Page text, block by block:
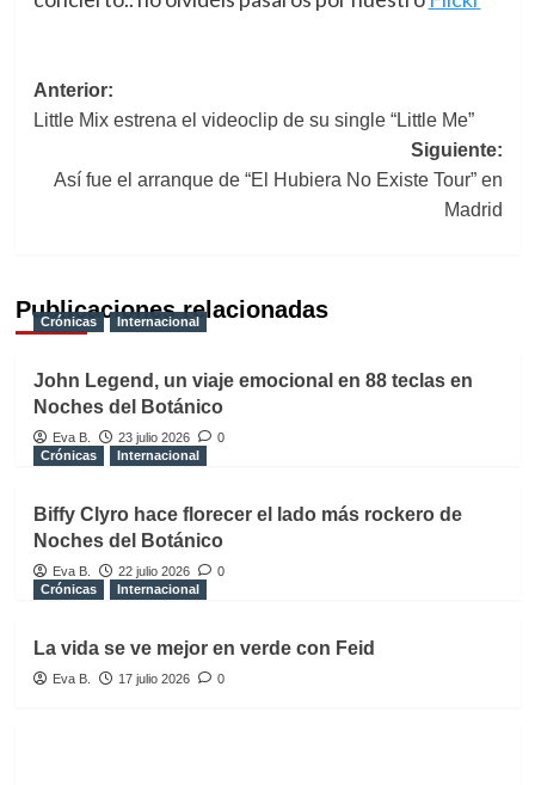
Navegación
de
entradas
Anterior:
Little Mix estrena el videoclip de su single “Little Me”
Siguiente:
Así fue el arranque de “El Hubiera No Existe Tour” en
Madrid
Publicaciones relacionadas
Crónicas Internacional
John Legend, un viaje emocional en 88 teclas en
Noches del Botánico
Eva B. 23 julio 2026
0
Crónicas
Internacional
Biffy Clyro hace florecer el lado más rockero de
Noches del Botánico
Eva B. 22 julio 2026
0
Crónicas
Internacional
La vida se ve mejor en verde con Feid
Eva B. 17 julio 2026 0